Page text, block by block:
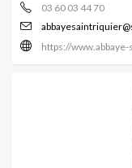
03 60 03 44 70
https://